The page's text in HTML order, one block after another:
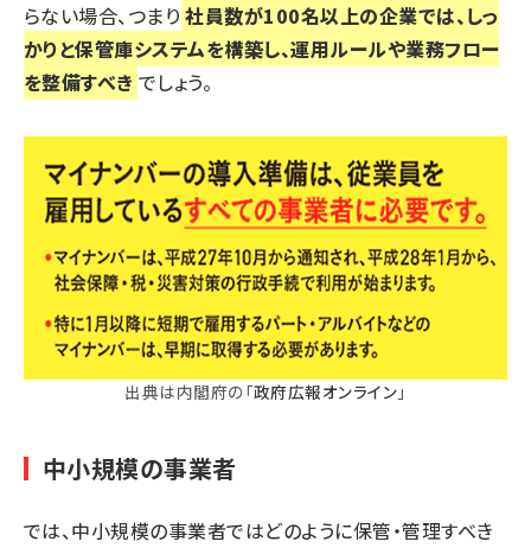
らない場合、つまり 社員数が100名以上の企業では、しっ
かりと保管庫システムを構築し、運用ルールや業務フロー
を整備すべき でしょう。
出典は内閣府の「政府広報オンライン」
中小規模の事業者
では、中小規模の事業者ではどのように保管・管理すべき